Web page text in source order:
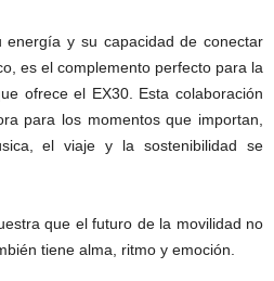
energía y su capacidad de conectar
es el complemento perfecto para la
ofrece el EX30. Esta colaboración
para los momentos que importan,
el viaje y la sostenibilidad se
que el futuro de la movilidad no
tiene alma, ritmo y emoción.